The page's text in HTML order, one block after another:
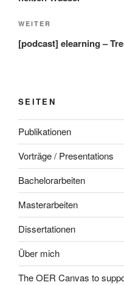
Nächster
Beitrag
WEITER
[podcast] elearning –
SEITEN
Publikationen
Vorträge / Presentations
Bachelorarbeiten
Masterarbeiten
Dissertationen
Über mich
The OER Canvas to